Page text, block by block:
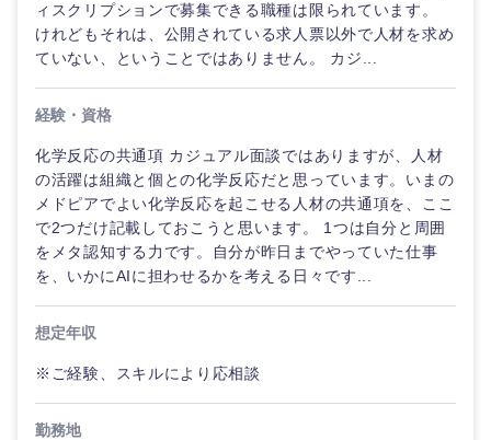
ィスクリプションで募集できる職種は限られています。
けれどもそれは、公開されている求人票以外で人材を求め
ていない、ということではありません。 カジ...
経験・資格
化学反応の共通項 カジュアル面談ではありますが、人材
の活躍は組織と個との化学反応だと思っています。いまの
メドピアでよい化学反応を起こせる人材の共通項を、ここ
で2つだけ記載しておこうと思います。 1つは自分と周囲
をメタ認知する力です。自分が昨日までやっていた仕事
を、いかにAIに担わせるかを考える日々です...
想定年収
※ご経験、スキルにより応相談
勤務地